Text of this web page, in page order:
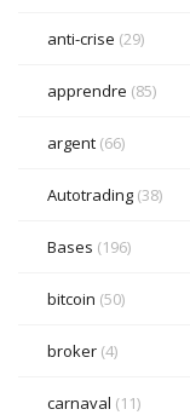
anti-crise (29)
apprendre (85)
argent (66)
Autotrading (38)
Bases (196)
bitcoin (50)
broker (4)
carnaval (11)